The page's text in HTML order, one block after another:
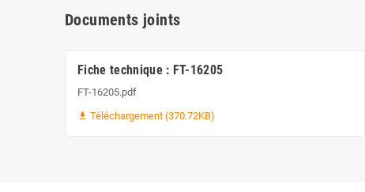
Documents joints
Fiche technique : FT-16205
FT-16205.pdf
file_download Téléchargement (370.72KB)